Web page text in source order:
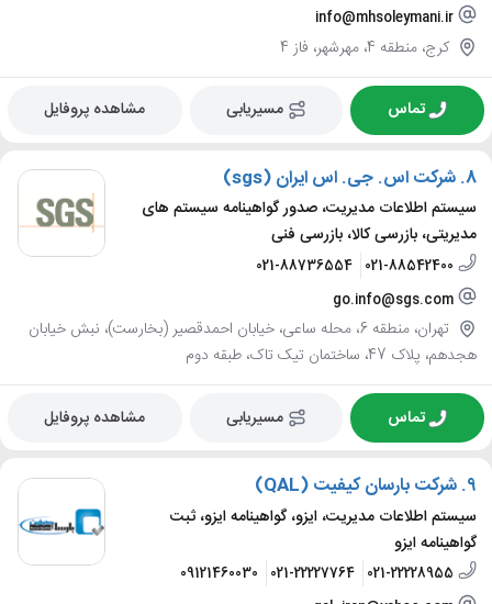
info@mhsoleymani.ir
کرج، منطقه 4، مهرشهر، فاز 4
تماس مسیریابی مشاهده پروفایل
8. شرکت اس. جی. اس ایران (sgs)
سیستم اطلاعات مدیریت، صدور گواهینامه سیستم های
مدیریتی، بازرسی کالا، بازرسی فنی
021-88542400
021-88736554
go.info@sgs.com
تهران، منطقه 6، محله ساعی، خیابان احمدقصیر (بخارست)، نبش خیابان
هجدهم، پلاک 47، ساختمان تیک تاک، طبقه دوم
تماس مسیریابی مشاهده پروفایل
9. شرکت بارسان کیفیت (QAL)
سیستم اطلاعات مدیریت، ایزو، گواهینامه ایزو، ثبت
گواهینامه ایزو
021-22228955
021-22227764
09121460030